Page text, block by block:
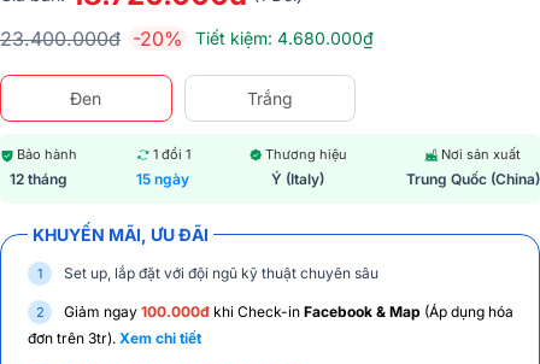
23.400.000đ -20% Tiết kiệm: 4.680.000₫
Đen Trắng
Bảo hành
12 tháng
1 đổi 1
15 ngày
Thương hiệu
Ý (Italy)
Nơi sản xuất
Trung Quốc (China)
KHUYẾN MÃI, ƯU ĐÃI
Set up, lắp đặt với đội ngũ kỹ thuật chuyên sâu
Giảm ngay 100.000đ khi Check-in Facebook & Map (Áp dụng hóa
đơn trên 3tr). Xem chi tiết